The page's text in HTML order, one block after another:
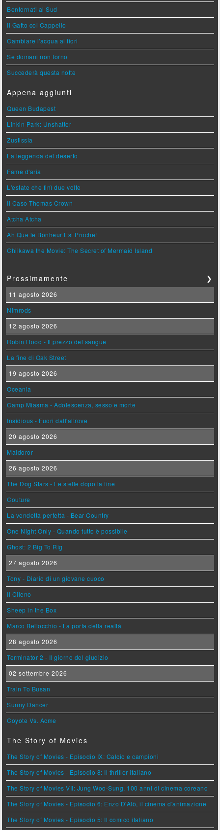
Bentornati al Sud
Il Gatto col Cappello
Cambiare l'acqua ai fiori
Se domani non torno
Succederà questa notte
Appena aggiunti
Queen Budapest
Linkin Park: Unshatter
Zustissia
La leggenda del deserto
Fame d'aria
L'estate che finì due volte
Il Caso Thomas Crown
Atcha Atcha
Ah Que le Bonheur Est Proche!
Chiikawa the Movie: The Secret of Mermaid Island
Prossimamente ❯
11 agosto 2026
Nimrods
12 agosto 2026
Robin Hood - Il prezzo del sangue
La fine di Oak Street
19 agosto 2026
Oceania
Camp Miasma - Adolescenza, sesso e morte
Insidious - Fuori dall'altrove
20 agosto 2026
Maldoror
26 agosto 2026
The Dog Stars - Le stelle dopo la fine
Couture
La vendetta perfetta - Bear Country
One Night Only - Quando tutto è possibile
Ghost: 2 Big To Rig
27 agosto 2026
Tony - Diario di un giovane cuoco
Il Cileno
Sheep in the Box
Marco Bellocchio - La porta della realtà
28 agosto 2026
Terminator 2 - Il giorno del giudizio
02 settembre 2026
Train To Busan
Sunny Dancer
Coyote Vs. Acme
The Story of Movies
The Story of Movies - Episodio IX: Calcio e campioni
The Story of Movies - Episodio 8: Il thriller italiano
The Story of Movies VII: Jung Woo-Sung, 100 anni di cinema coreano
The Story of Movies - Episodio 6: Enzo D'Alò, il cinema d'animazione
The Story of Movies - Episodio 5: Il comico italiano